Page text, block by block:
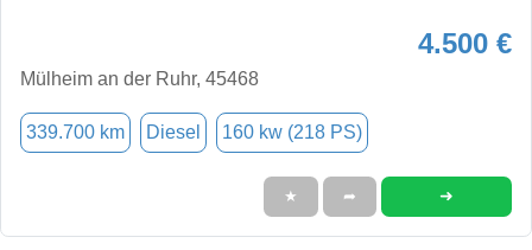
4.500 €
Mülheim an der Ruhr, 45468
339.700 km Diesel 160 kw (218 PS)
★ ➦ ➜